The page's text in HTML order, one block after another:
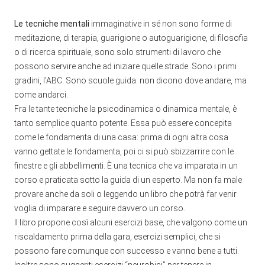
Le tecniche mentali immaginative in sé non sono forme di
meditazione, di terapia, guarigione o autoguarigione, di filosofia
o di ricerca spirituale, sono solo strumenti di lavoro che
possono servire anche ad iniziare quelle strade. Sono i primi
gradini, l’ABC. Sono scuole guida: non dicono dove andare, ma
come andarci.
Fra le tante tecniche la psicodinamica o dinamica mentale, è
tanto semplice quanto potente. Essa può essere concepita
come le fondamenta di una casa: prima di ogni altra cosa
vanno gettate le fondamenta, poi ci si può sbizzarrire con le
finestre e gli abbellimenti. È una tecnica che va imparata in un
corso e praticata sotto la guida di un esperto. Ma non fa male
provare anche da soli o leggendo un libro che potrà far venir
voglia di imparare e seguire davvero un corso.
Il libro propone così alcuni esercizi base, che valgono come un
riscaldamento prima della gara, esercizi semplici, che si
possono fare comunque con successo e vanno bene a tutti.